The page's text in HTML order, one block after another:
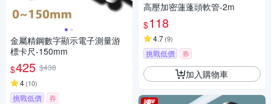
金屬精鋼數字顯示電子測量游
標卡尺-150mm
$425 $438
4(10)
挑戰低價 券
高壓加密蓮蓬頭軟管-2m
$118
4.7(9)
挑戰低價 券
加入購物車